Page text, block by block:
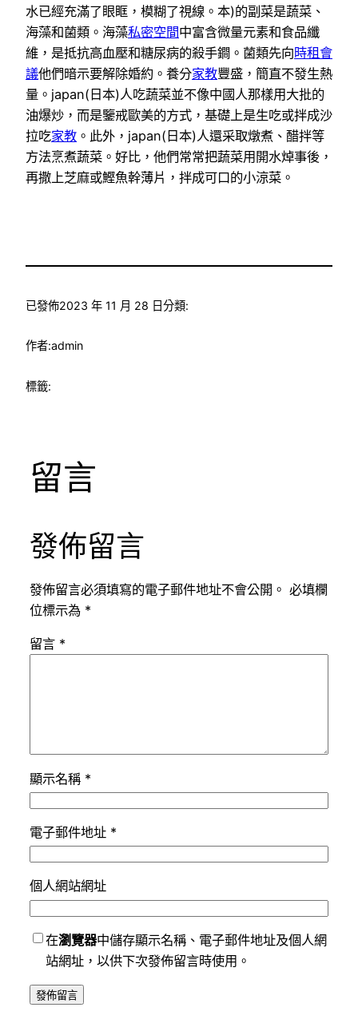
水已經充滿了眼眶，模糊了視線。本)的副菜是蔬菜、
海藻和菌類。海藻私密空間中富含微量元素和食品纖
維，是抵抗高血壓和糖尿病的殺手鐧。菌類先向時租會
議他們暗示要解除婚約。養分家教豐盛，簡直不發生熱
量。japan(日本)人吃蔬菜並不像中國人那樣用大批的
油爆炒，而是鑒戒歐美的方式，基礎上是生吃或拌成沙
拉吃家教 。此外，japan(日本)人還采取燉煮、醋拌等
方法烹煮蔬菜。好比，他們常常把蔬菜用開水焯事後，
再撒上芝麻或鰹魚幹薄片，拌成可口的小涼菜。
已發佈2023 年 11 月 28 日分類:
作者:admin
標籤:
留言
發佈留言
發佈留言必須填寫的電子郵件地址不會公開。 必填欄
位標示為 *
留言 *
顯示名稱 *
電子郵件地址 *
個人網站網址
在瀏覽器中儲存顯示名稱、電子郵件地址及個人網
站網址，以供下次發佈留言時使用。